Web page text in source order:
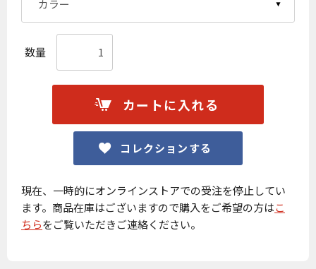
数量
カートに入れる
コレクションする
現在、一時的にオンラインストアでの受注を停止してい
ます。商品在庫はございますので購入をご希望の方はこ
ちらをご覧いただきご連絡ください。